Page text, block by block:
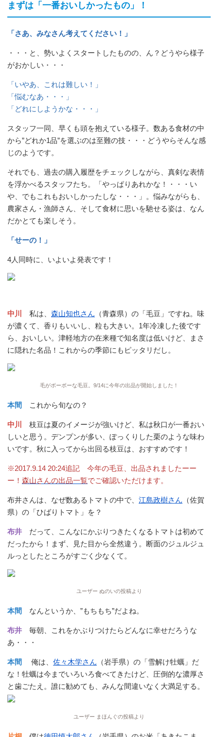
まずは「一番おいしかったもの」！
「さあ、みなさん考えてください！」
・・・と、勢いよくスタートしたものの、ん？どうやら様子
がおかしい・・・
「いやあ、これは難しい！」
「悩むなあ・・・」
「どれにしようかな・・・」
スタッフ一同、早くも頭を抱えている様子。数ある食材の中
から”どれか1品”を選ぶのは至難の技・・・どうやらそんな感
じのようです。
それでも、過去の購入履歴をチェックしながら、真剣な表情
を浮かべるスタッフたち。「やっぱりあれかな！・・・い
や、でもこれもおいしかったしな・・・」。悩みながらも、
農家さん・漁師さん、そして食材に思いを馳せる姿は、なん
だかとても楽しそう。
「せーの！」
4人同時に、いよいよ発表です！
中川 私は、 森山知也さん （青森県）の「毛豆」ですね。味
が濃くて、香りもいいし、粒も大きい。1年冷凍した後です
ら、おいしい。津軽地方の在来種で知名度は低いけど、まさ
に隠れた名品！これからの季節にもピッタリだし。
毛がボーボーな毛豆。9/14に今年の出品が開始しました！
本間 これから旬なの？
中川
枝豆は夏のイメージが強いけど、私は秋口が一番おい
しいと思う。デンプンが多い、ぽっくりした栗のような味わ
いです。秋に入ってから出回る枝豆は、おすすめです！
※2017.9.14 20:24追記 今年の毛豆、出品されましたーー
ー！ 森山さんの出品一覧でご確認いただけます。
布井さんは、なぜ数あるトマトの中で、 江島政樹さん （佐賀
県）の「ひばりトマト」を？
布井 だって、こんなにかぶりつきたくなるトマトは初めて
だったから！まず、見た目から全然違う。断面のジュルジュ
ルっとしたところがすごく少なくて。
ユーザー ぬのいの投稿より
本間 なんというか、”もちもち”だよね。
布井 毎朝、これをかぶりつけたらどんなに幸せだろうな
あ・・・
本間 俺は、 佐々木学さん （岩手県）の「雪解け牡蠣」だ
な！牡蠣は今までいろいろ食べてきたけど、圧倒的な濃厚さ
と歯ごたえ。誰に勧めても、みんな間違いなく大満足する。
ユーザー まほんぐの投稿より